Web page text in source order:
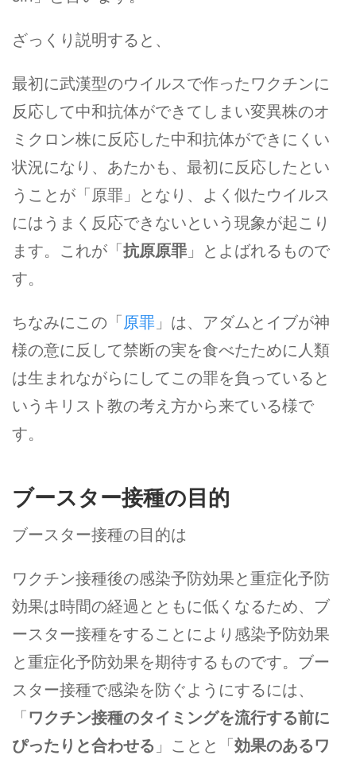
ざっくり説明すると、
最初に武漢型のウイルスで作ったワクチンに
反応して中和抗体ができてしまい変異株のオ
ミクロン株に反応した中和抗体ができにくい
状況になり、あたかも、最初に反応したとい
うことが「原罪」となり、よく似たウイルス
にはうまく反応できないという現象が起こり
ます。これが「抗原原罪 」とよばれるもので
す。
ちなみにこの「原罪 」は、アダムとイブが神
様の意に反して禁断の実を食べたために人類
は生まれながらにしてこの罪を負っていると
いうキリスト教の考え方から来ている様で
す。
ブースター接種の目的
ブースター接種の目的は
ワクチン接種後の感染予防効果と重症化予防
効果は時間の経過とともに低くなるため、ブ
ースター接種をすることにより感染予防効果
と重症化予防効果を期待するものです。ブー
スター接種で感染を防ぐようにするには、
「ワクチン接種のタイミングを流行する前に
ぴったりと合わせる 」ことと「効果のあるワ